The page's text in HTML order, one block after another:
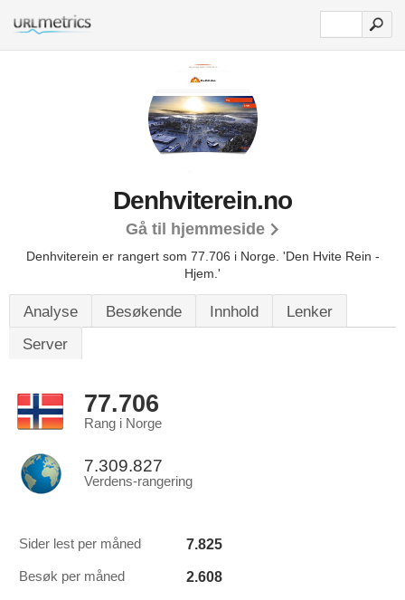
Denhviterein.no
Gå til hjemmeside
Denhviterein er rangert som 77.706 i Norge. 'Den Hvite Rein -
Hjem.'
Analyse Besøkende Innhold
Lenker
Server
77.706
Rang i Norge
7.309.827
Verdens-rangering
Sider lest per måned 7.825
Besøk per måned 2.608